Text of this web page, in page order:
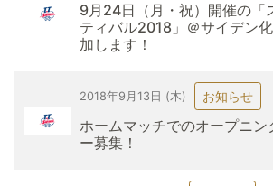
9月24日（月・祝）開催の「
ティバル2018」＠サイデン
加します！
2018年9月13日 (木) お知らせ
ホームマッチでのオープニン
ー募集！